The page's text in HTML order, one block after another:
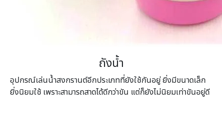
ถังน้ำ
อุปกรณ์เล่นน้ำสงกรานต์อีกประเภทที่ยังใช้กันอยู่ ยิ่งมีขนาดเล็ก
ยิ่งนิยมใช้ เพราะสามารถสาดได้ดีกว่าขัน แต่ก็ยังไม่นิยมเท่าขันอยู่ดี